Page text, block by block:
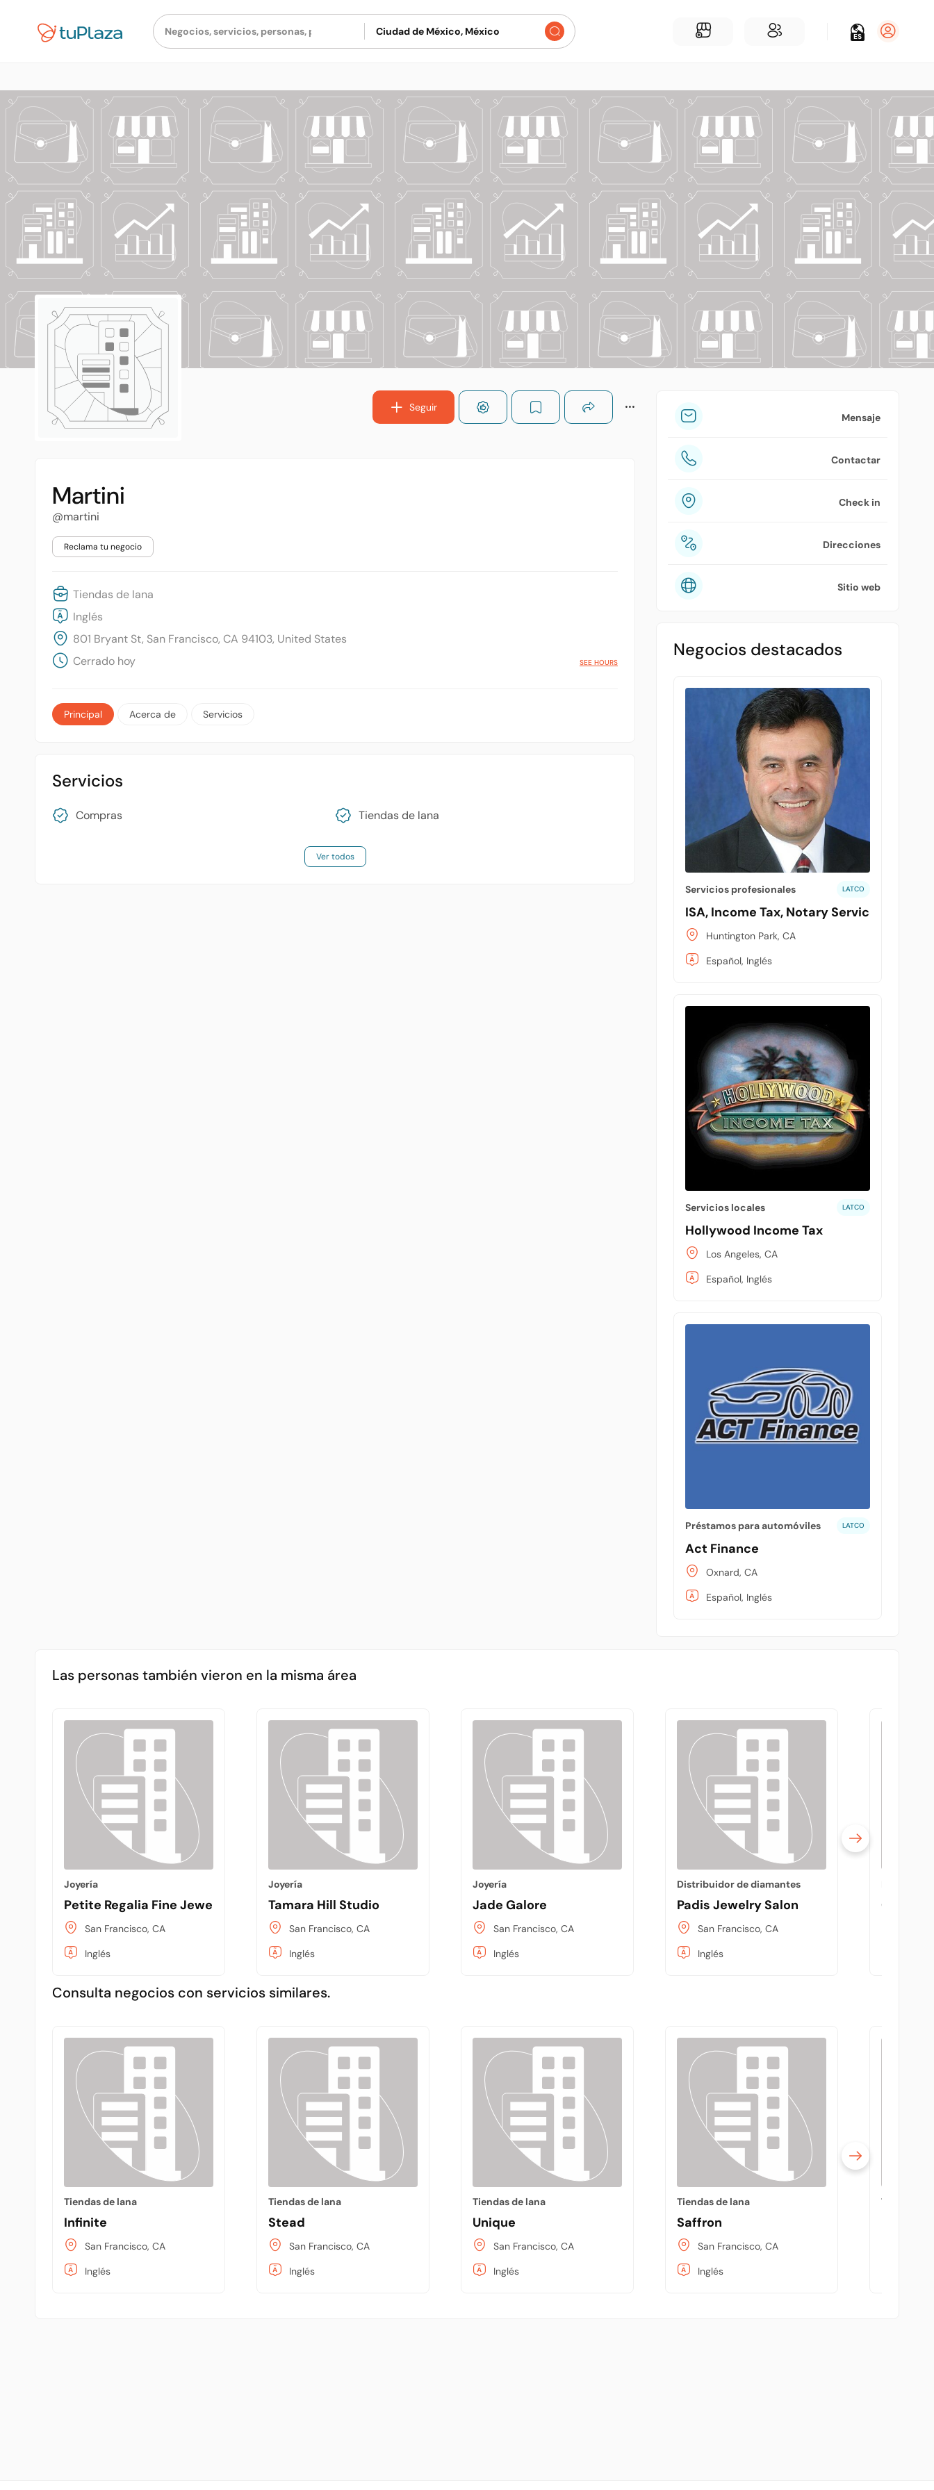
ES
Seguir
Martini
@martini
Reclama tu negocio
Tiendas de lana
Inglés
801 Bryant St, San Francisco, CA 94103, United States
Cerrado hoy
SEE HOURS
Principal Acerca de Servicios
Servicios
Compras Tiendas de lana
Ver todos
Mensaje
Contactar
Check in
Direcciones
Sitio web
Negocios destacados
Servicios profesionales LATCO
ISA, Income Tax, Notary Services
Huntington Park, CA
Español, Inglés
Servicios locales LATCO
Hollywood Income Tax
Los Angeles, CA
Español, Inglés
Préstamos para automóviles LATCO
Act Finance
Oxnard, CA
Español, Inglés
Las personas también vieron en la misma área
Joyería
Petite Regalia Fine Jewelers
San Francisco, CA
Inglés
Joyería
Tamara Hill Studio
San Francisco, CA
Inglés
Joyería
Jade Galore
San Francisco, CA
Inglés
Distribuidor de diamantes
Padis Jewelry Salon
San Francisco, CA
Inglés
Giraux
Consulta negocios con servicios similares.
Tiendas de lana
Infinite
San Francisco, CA
Inglés
Tiendas de lana
Stead
San Francisco, CA
Inglés
Tiendas de lana
Unique
San Francisco, CA
Inglés
Tiendas de lana
Saffron
San Francisco, CA
Inglés
Tiendas
Para Negocios
Añadir un negocio
Encuentre empresas cerca de ti
Comunidad
Encuentra personas cerca de ti
tuPlaza
Acerca de nosotros